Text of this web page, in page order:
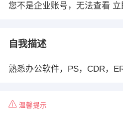
您不是企业账号，无法查看 立
自我描述
熟悉办公软件，PS，CDR，
温馨提示